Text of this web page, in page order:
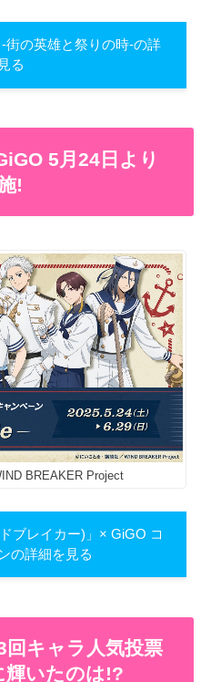
街の英雄と祭りの時-の詳
る
5月24日より
!
BREAKER Project
ブレイカー)」× GiGO コ
の詳細を見る
回キャラ人気投票
輝いたのは!?